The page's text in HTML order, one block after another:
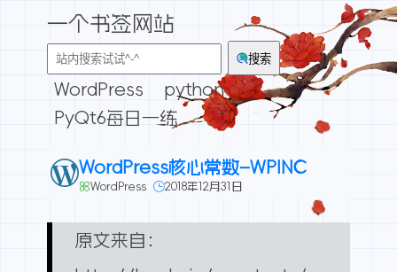
一个书签网站
搜索
WordPress
python
PyQt6每日一练
WordPress核心常数–WPINC
WordPress 2018年12月31日
原文来自：